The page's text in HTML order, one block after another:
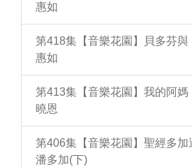
惠如
第418集【音樂花園】貝多芬與
惠如
第413集【音樂花園】我的阿
曉恩
第406集【音樂花園】聖經多
潘多加(下)